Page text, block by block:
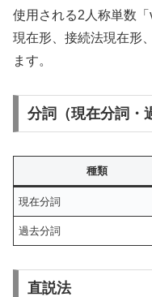
使用される2人称単数
現在形、接続法現在形
ます。
分詞（現在分詞・
種類
現在分詞
過去分詞
直説法